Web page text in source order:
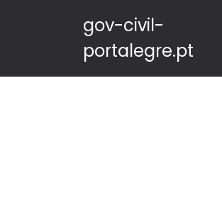
gov-civil-
portalegre.pt